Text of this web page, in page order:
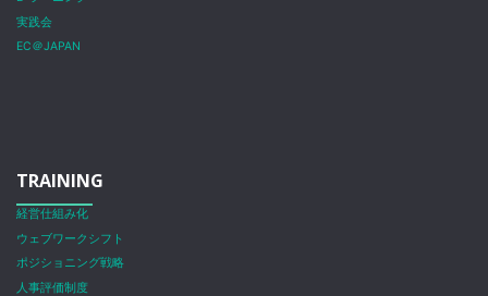
実践会
EC＠JAPAN
TRAINING
経営仕組み化
ウェブワークシフト
ポジショニング戦略
人事評価制度